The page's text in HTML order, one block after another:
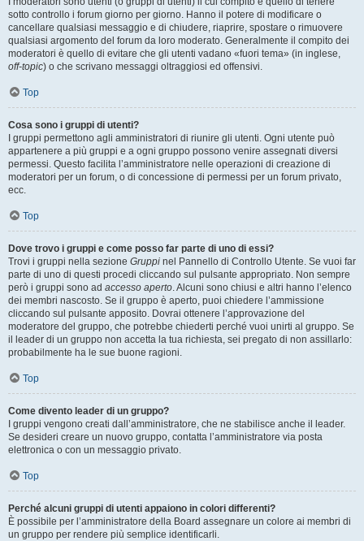
sotto controllo i forum giorno per giorno. Hanno il potere di modificare o
cancellare qualsiasi messaggio e di chiudere, riaprire, spostare o rimuovere
qualsiasi argomento del forum da loro moderato. Generalmente il compito dei
moderatori è quello di evitare che gli utenti vadano «fuori tema» (in inglese,
off-topic) o che scrivano messaggi oltraggiosi ed offensivi.
Top
Cosa sono i gruppi di utenti?
I gruppi permettono agli amministratori di riunire gli utenti. Ogni utente può
appartenere a più gruppi e a ogni gruppo possono venire assegnati diversi
permessi. Questo facilita l’amministratore nelle operazioni di creazione di
moderatori per un forum, o di concessione di permessi per un forum privato,
ecc.
Top
Dove trovo i gruppi e come posso far parte di uno di essi?
Trovi i gruppi nella sezione Gruppi nel Pannello di Controllo Utente. Se vuoi far
parte di uno di questi procedi cliccando sul pulsante appropriato. Non sempre
però i gruppi sono ad accesso aperto. Alcuni sono chiusi e altri hanno l’elenco
dei membri nascosto. Se il gruppo è aperto, puoi chiedere l’ammissione
cliccando sul pulsante apposito. Dovrai ottenere l’approvazione del
moderatore del gruppo, che potrebbe chiederti perché vuoi unirti al gruppo. Se
il leader di un gruppo non accetta la tua richiesta, sei pregato di non assillarlo:
probabilmente ha le sue buone ragioni.
Top
Come divento leader di un gruppo?
I gruppi vengono creati dall’amministratore, che ne stabilisce anche il leader.
Se desideri creare un nuovo gruppo, contatta l’amministratore via posta
elettronica o con un messaggio privato.
Top
Perché alcuni gruppi di utenti appaiono in colori differenti?
È possibile per l’amministratore della Board assegnare un colore ai membri di
un gruppo per rendere più semplice identificarli.